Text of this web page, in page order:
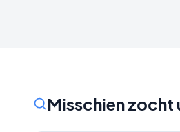
Misschien zocht